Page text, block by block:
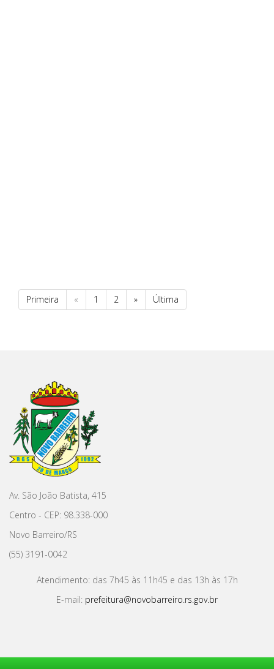
Primeira « 1 2 » Última
Av. São João Batista, 415
Centro - CEP: 98.338-000
Novo Barreiro/RS
(55) 3191-0042
Atendimento: das 7h45 às 11h45 e das 13h às 17h
E-mail: prefeitura@novobarreiro.rs.gov.br